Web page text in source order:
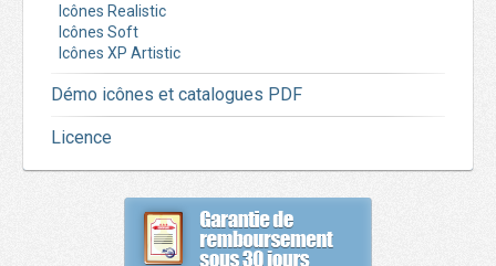
Icônes Realistic
Icônes Soft
Icônes XP Artistic
Démo icônes et catalogues PDF
Licence